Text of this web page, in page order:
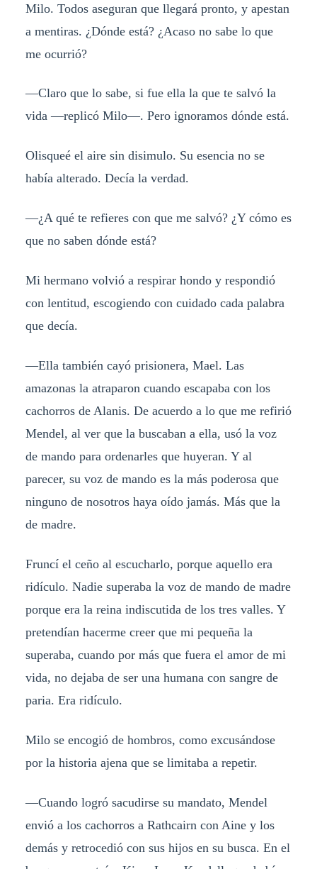
Milo. Todos aseguran que llegará pronto, y apestan
a mentiras. ¿Dónde está? ¿Acaso no sabe lo que
me ocurrió?
—Claro que lo sabe, si fue ella la que te salvó la
vida —replicó Milo—. Pero ignoramos dónde está.
Olisqueé el aire sin disimulo. Su esencia no se
había alterado. Decía la verdad.
—¿A qué te refieres con que me salvó? ¿Y cómo es
que no saben dónde está?
Mi hermano volvió a respirar hondo y respondió
con lentitud, escogiendo con cuidado cada palabra
que decía.
—Ella también cayó prisionera, Mael. Las
amazonas la atraparon cuando escapaba con los
cachorros de Alanis. De acuerdo a lo que me refirió
Mendel, al ver que la buscaban a ella, usó la voz
de mando para ordenarles que huyeran. Y al
parecer, su voz de mando es la más poderosa que
ninguno de nosotros haya oído jamás. Más que la
de madre.
Fruncí el ceño al escucharlo, porque aquello era
ridículo. Nadie superaba la voz de mando de madre
porque era la reina indiscutida de los tres valles. Y
pretendían hacerme creer que mi pequeña la
superaba, cuando por más que fuera el amor de mi
vida, no dejaba de ser una humana con sangre de
paria. Era ridículo.
Milo se encogió de hombros, como excusándose
por la historia ajena que se limitaba a repetir.
—Cuando logró sacudirse su mandato, Mendel
envió a los cachorros a Rathcairn con Aine y los
demás y retrocedió con sus hijos en su busca. En el